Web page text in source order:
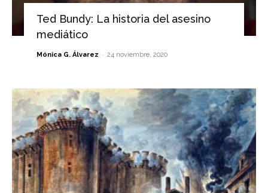
Ted Bundy: La historia del asesino
mediático
Mónica G. Álvarez - 24 noviembre, 2020